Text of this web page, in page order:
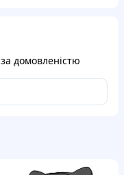
за домовленістю